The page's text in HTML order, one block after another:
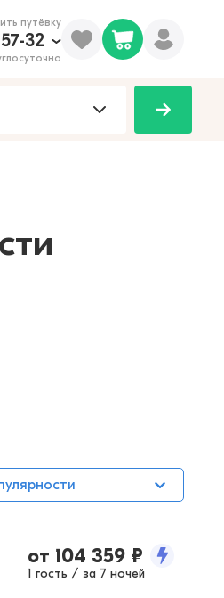
путёвку
32
от 104 359 ₽
1 гость / за 7 ночей